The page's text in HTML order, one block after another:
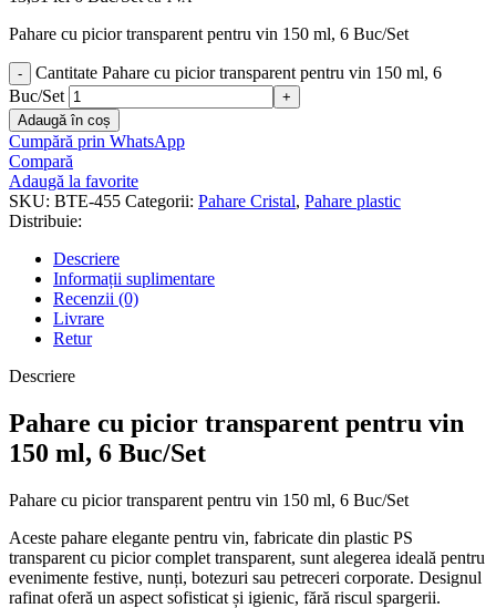
Pahare cu picior transparent pentru vin 150 ml, 6 Buc/Set
Cantitate Pahare cu picior transparent pentru vin 150 ml, 6
Buc/Set
Adaugă în coș
Cumpără prin WhatsApp
Compară
Adaugă la favorite
SKU: BTE-455 Categorii: Pahare Cristal, Pahare plastic
Distribuie:
Descriere
Informații suplimentare
Recenzii (0)
Livrare
Retur
Descriere
Pahare cu picior transparent pentru vin
150 ml, 6 Buc/Set
Pahare cu picior transparent pentru vin 150 ml, 6 Buc/Set
Aceste pahare elegante pentru vin, fabricate din plastic PS
transparent cu picior complet transparent, sunt alegerea ideală pentru
evenimente festive, nunți, botezuri sau petreceri corporate. Designul
rafinat oferă un aspect sofisticat și igienic, fără riscul spargerii.